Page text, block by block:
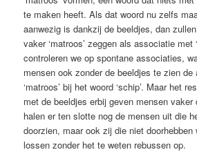
te maken heeft. Als dat woord nu zelfs
aanwezig is dankzij de beeldjes, dan
vaker ‘matroos’ ­zeggen als associatie met
controleren we op spontane ­associaties,
mensen ook zonder de beeldjes te zien
‘matroos’ bij het woord ‘schip’. Maar het
met de beeldjes erbij geven mensen vaker
halen er ten slotte nog de mensen uit die
doorzien, maar ook zij die niet doorhebben
lossen zonder het te weten rebussen op.